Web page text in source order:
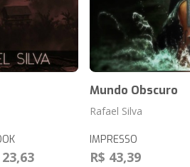
23,63
Mundo Obscuro
Rafael Silva
IMPRESSO
R$ 43,39